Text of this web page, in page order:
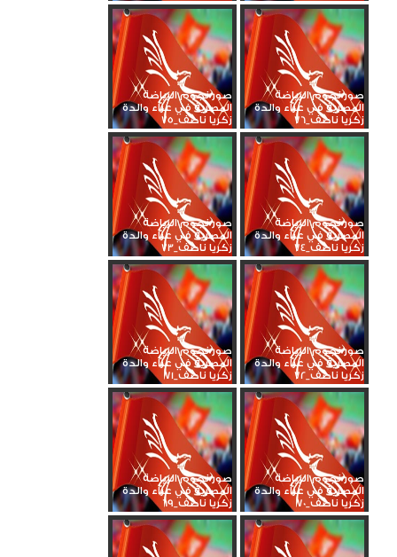
صور نجوم الرياضة
المصرية في عزاء والدة
زكريا ناصف_76
صور نجوم الرياضة
المصرية في عزاء والدة
زكريا ناصف_75
صور نجوم الرياضة
المصرية في عزاء والدة
زكريا ناصف_74
صور نجوم الرياضة
المصرية في عزاء والدة
زكريا ناصف_73
صور نجوم الرياضة
المصرية في عزاء والدة
زكريا ناصف_72
صور نجوم الرياضة
المصرية في عزاء والدة
زكريا ناصف_71
صور نجوم الرياضة
المصرية في عزاء والدة
زكريا ناصف_70
صور نجوم الرياضة
المصرية في عزاء والدة
زكريا ناصف_69